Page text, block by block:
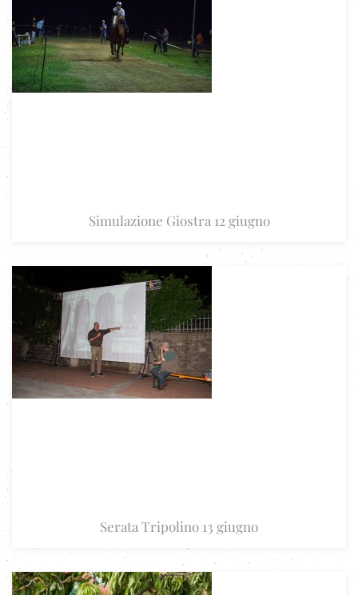
Simulazione Giostra 12 giugno
Serata Tripolino 13 giugno